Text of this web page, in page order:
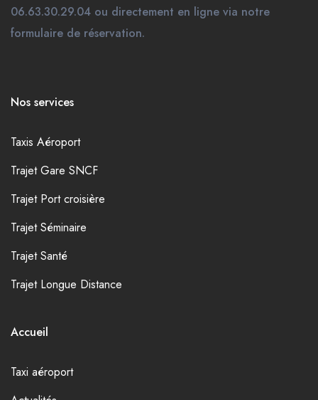
06.63.30.29.04 ou directement en ligne via notre
formulaire de réservation.
Nos services
Taxis Aéroport
Trajet Gare SNCF
Trajet Port croisière
Trajet Séminaire
Trajet Santé
Trajet Longue Distance
Accueil
Taxi aéroport